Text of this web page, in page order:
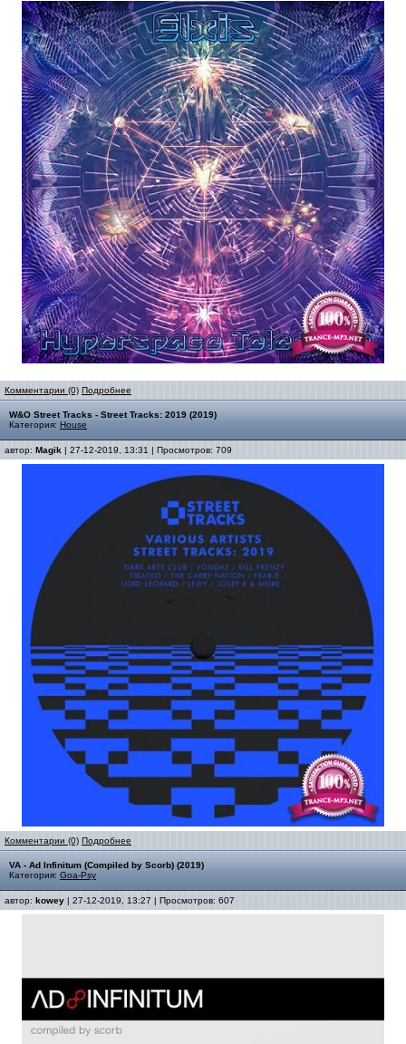
Комментарии (0) Подробнее
W&O Street Tracks - Street Tracks: 2019 (2019)
Категория: House
автор: Magik | 27-12-2019, 13:31 | Просмотров: 709
Комментарии (0) Подробнее
VA - Ad Infinitum (Compiled by Scorb) (2019)
Категория: Goa-Psy
автор: kowey | 27-12-2019, 13:27 | Просмотров: 607